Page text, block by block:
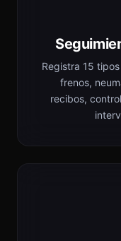
Registra 15
frenos,
recibos,